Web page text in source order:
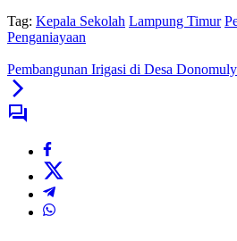
Tag: Kepala Sekolah Lampung Timur
Penganiayaan
Pembangunan Irigasi di Desa